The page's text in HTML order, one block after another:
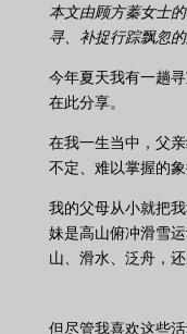
本文由顾方蓁女士
寻、补捉行踪飘忽的
今年夏天我有一趟
在此分享。
在我一生当中，父
不定、难以掌握的象
我的父母从小就把
妹是高山俯冲滑雪
山、滑水、泛舟，
但尽管我喜欢这些